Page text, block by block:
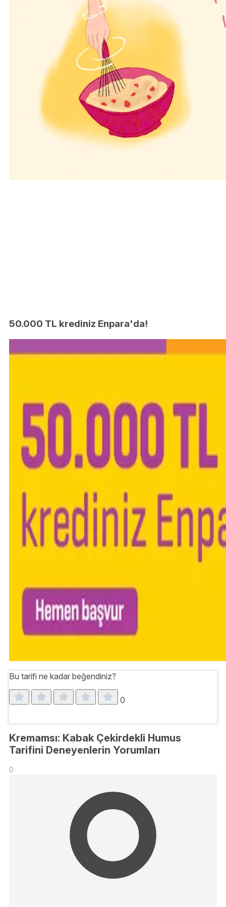
50.000 TL krediniz Enpara'da!
Bu tarifi ne kadar beğendiniz?
0
Kremamsı: Kabak Çekirdekli Humus
Tarifini Deneyenlerin Yorumları
0